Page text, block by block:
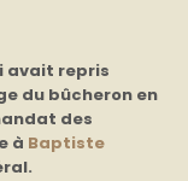
avait repris
du bûcheron en
des
à Baptiste